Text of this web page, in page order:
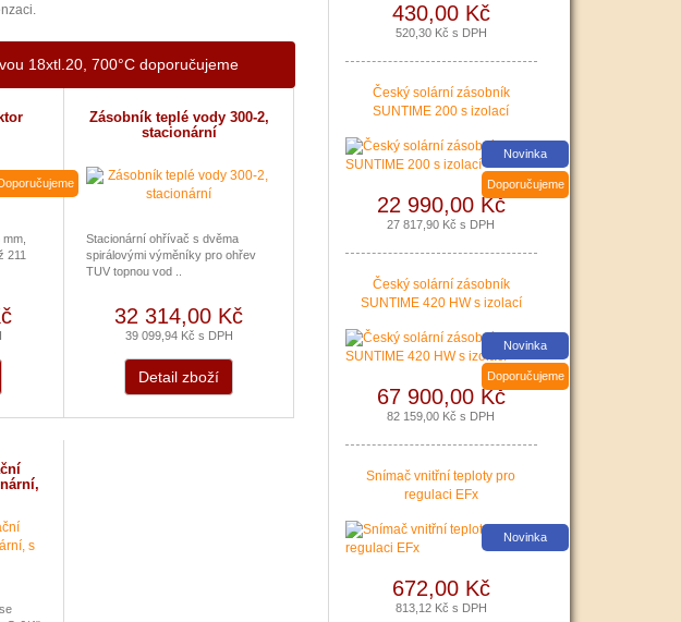
18xtl.20, 700°C doporučujeme
211
Zásobník teplé vody 300-2,
stacionární
Stacionární ohřívač s dvěma
spirálovými výměníky pro ohřev
TUV topnou vod ..
32 314,00 Kč
39 099,94 Kč s DPH
Detail zboží
Nová zelená úsporám a Kotlíkové dotace snadno s
Podávání žádostí o poslední Kotlíkové dotace v
více zde ..
430,00 Kč
520,30 Kč s DPH
Český solární zásobník
SUNTIME 200 s izolací
Novinka
Doporučujeme
22 990,00 Kč
27 817,90 Kč s DPH
Český solární zásobník
SUNTIME 420 HW s izolací
Novinka
Doporučujeme
67 900,00 Kč
82 159,00 Kč s DPH
Snímač vnitřní teploty pro
regulaci EFx
Novinka
672,00 Kč
813,12 Kč s DPH